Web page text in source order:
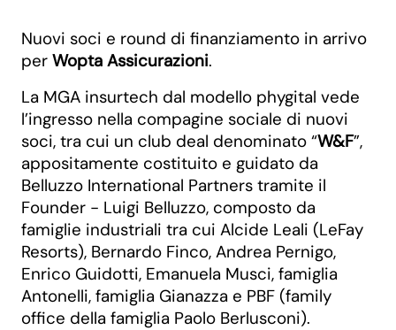
Nuovi soci e round di finanziamento in arrivo
per Wopta Assicurazioni.
La MGA insurtech dal modello phygital vede
l’ingresso nella compagine sociale di nuovi
soci, tra cui un club deal denominato “W&F”,
appositamente costituito e guidato da
Belluzzo International Partners tramite il
Founder - Luigi Belluzzo, composto da
famiglie industriali tra cui Alcide Leali (LeFay
Resorts), Bernardo Finco, Andrea Pernigo,
Enrico Guidotti, Emanuela Musci, famiglia
Antonelli, famiglia Gianazza e PBF (family
office della famiglia Paolo Berlusconi).